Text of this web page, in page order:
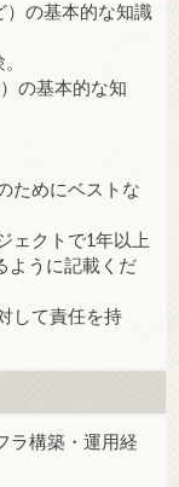
）の基本的な知識
の基本的な知
ためにベストな
ェクトで1年以上
ように記載くだ
して責任を持
ラ構築・運用経